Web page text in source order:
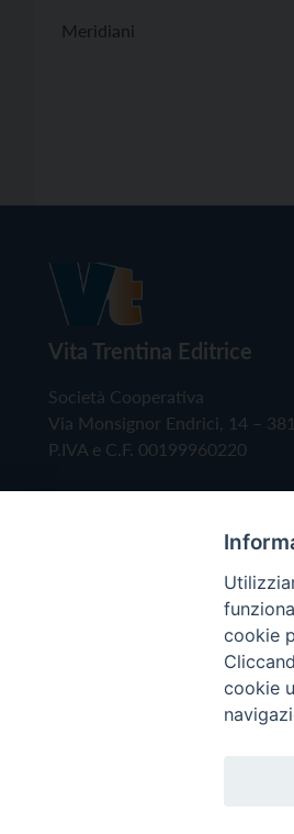
Meridiani
Vita Trentina Editrice
Società Cooperativa
Via Monsignor Endrici, 14 –
P.IVA e C.F. 00199960220
Copyright © 2019 - Tutti
cookie
cookie